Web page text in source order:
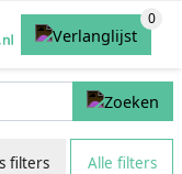
filters Alle filters